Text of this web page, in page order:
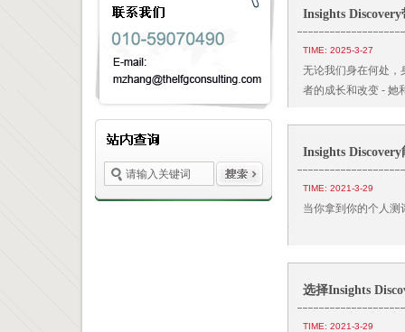
Insights
TIME: 2025-3-27
无论我们身在何处，
者的成长和改变 - 她
Insights
TIME: 2021-3-29
当你拿到你的个人
选择Insights
TIME: 2021-3-29